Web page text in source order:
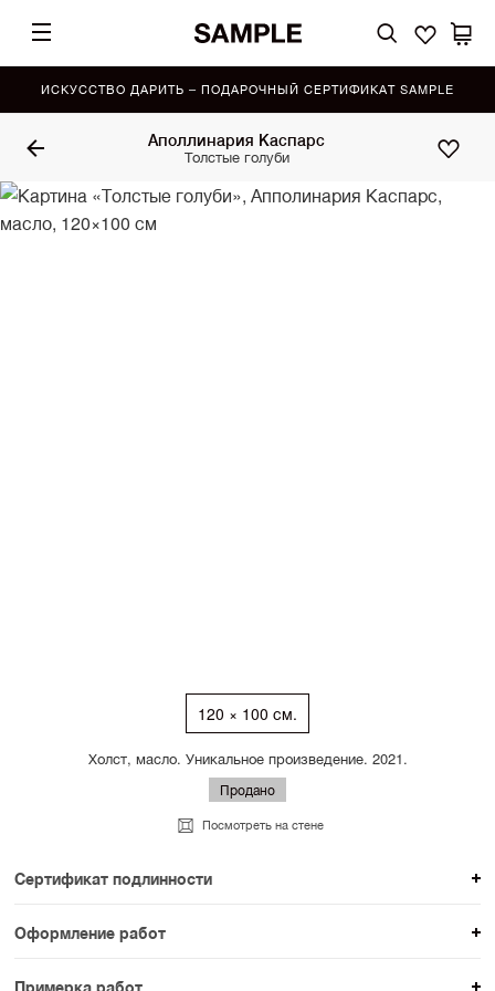
ИСКУССТВО ДАРИТЬ – ПОДАРОЧНЫЙ СЕРТИФИКАТ SAMPLE
Аполлинария Каспарс
Толстые голуби
120 × 100 см.
Холст, масло. Уникальное произведение. 2021.
Продано
Посмотреть на стене
Сертификат подлинности
К каждому авторскому произведению мы
прикладываем сертификат подлинности. Для товаров
раздела SAMPLE СЕРИЯ сертификаты не
Оформление работ
При покупке произведения вы можете выбрать и
Примерка работ